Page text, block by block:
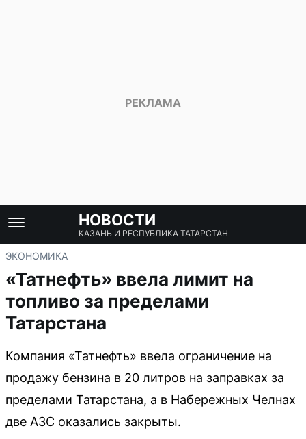
НОВОСТИ
КАЗАНЬ И РЕСПУБЛИКА ТАТАРСТАН
ЭКОНОМИКА
«Татнефть» ввела лимит на
топливо за пределами
Татарстана
Компания «Татнефть» ввела ограничение на
продажу бензина в 20 литров на заправках за
пределами Татарстана, а в Набережных Челнах
две АЗС оказались закрыты.